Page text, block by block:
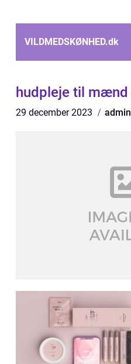
VILDMEDSKØNHED.dk
hudpleje til mænd
29 december 2023 admin